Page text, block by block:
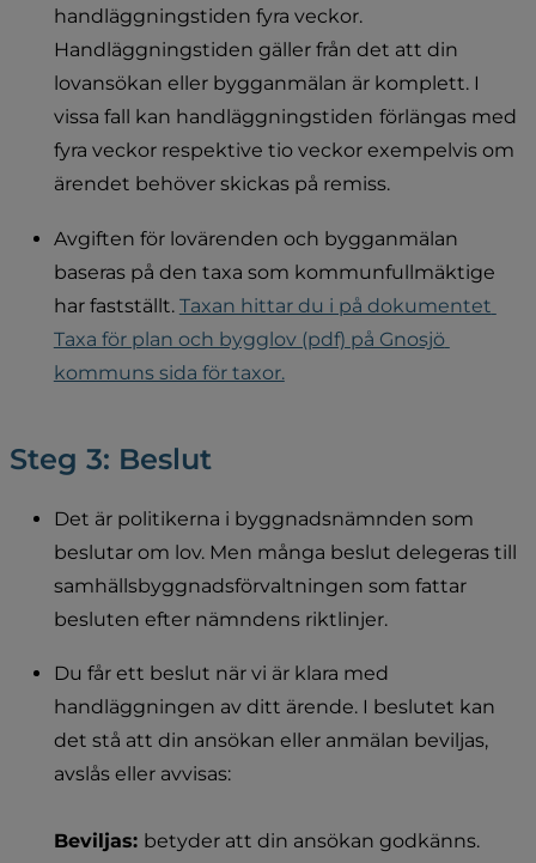
handläggningstiden fyra veckor.
Handläggningstiden gäller från det att din
lovansökan eller bygganmälan är komplett. I
vissa fall kan handläggningstiden förlängas med
fyra veckor respektive tio veckor exempelvis om
ärendet behöver skickas på remiss.
Avgiften för lovärenden och bygganmälan
baseras på den taxa som kommunfullmäktige
har fastställt. Taxan hittar du i på dokumentet
Taxa för plan och bygglov (pdf) på Gnosjö
kommuns sida för taxor.
Steg 3: Beslut
Det är politikerna i byggnadsnämnden som
beslutar om lov. Men många beslut delegeras till
samhällsbyggnadsförvaltningen som fattar
besluten efter nämndens riktlinjer.
Du får ett beslut när vi är klara med
handläggningen av ditt ärende. I beslutet kan
det stå att din ansökan eller anmälan beviljas,
avslås eller avvisas:
Beviljas: betyder att din ansökan godkänns.